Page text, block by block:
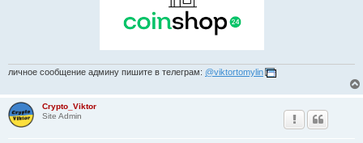
личное сообщение админу пишите в телеграм: @viktortomylin
Crypto_Viktor
Site Admin